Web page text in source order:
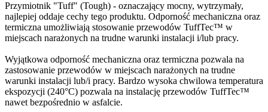
Przymiotnik "Tuff" (Tough) - oznaczający mocny, wytrzymały,
najlepiej oddaje cechy tego produktu. Odporność mechaniczna oraz
termiczna umożliwiają stosowanie przewodów TuffTec™ w
miejscach narażonych na trudne warunki instalacji i/lub pracy.
Wyjątkowa odporność mechaniczna oraz termiczna pozwala na
zastosowanie przewodów w miejscach narażonych na trudne
warunki instalacji lub/i pracy. Bardzo wysoka chwilowa temperatura
ekspozycji (240°C) pozwala na instalację przewodów TuffTec™
nawet bezpośrednio w asfalcie.